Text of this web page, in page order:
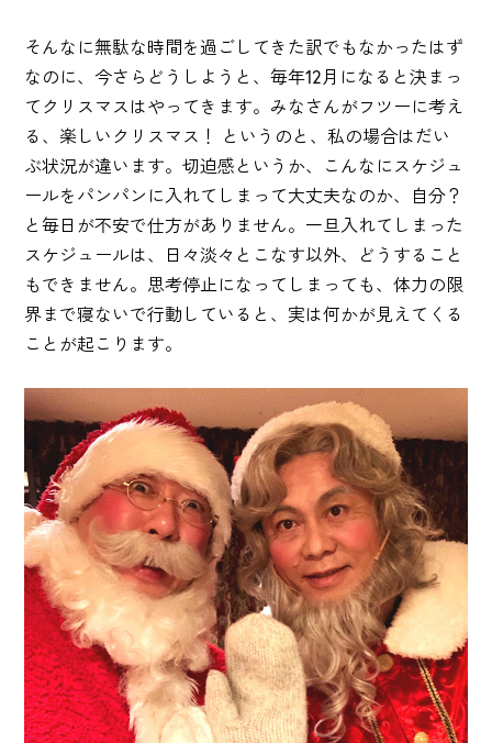
そんなに無駄な時間を過ごしてきた訳でもなかったはず
なのに、今さらどうしようと、毎年12月になると決まっ
てクリスマスはやってきます。みなさんがフツーに考え
る、楽しいクリスマス！ というのと、私の場合はだい
ぶ状況が違います。切迫感というか、こんなにスケジュ
ールをパンパンに入れてしまって大丈夫なのか、自分？
と毎日が不安で仕方がありません。一旦入れてしまった
スケジュールは、日々淡々とこなす以外、どうすること
もできません。思考停止になってしまっても、体力の限
界まで寝ないで行動していると、実は何かが見えてくる
ことが起こります。